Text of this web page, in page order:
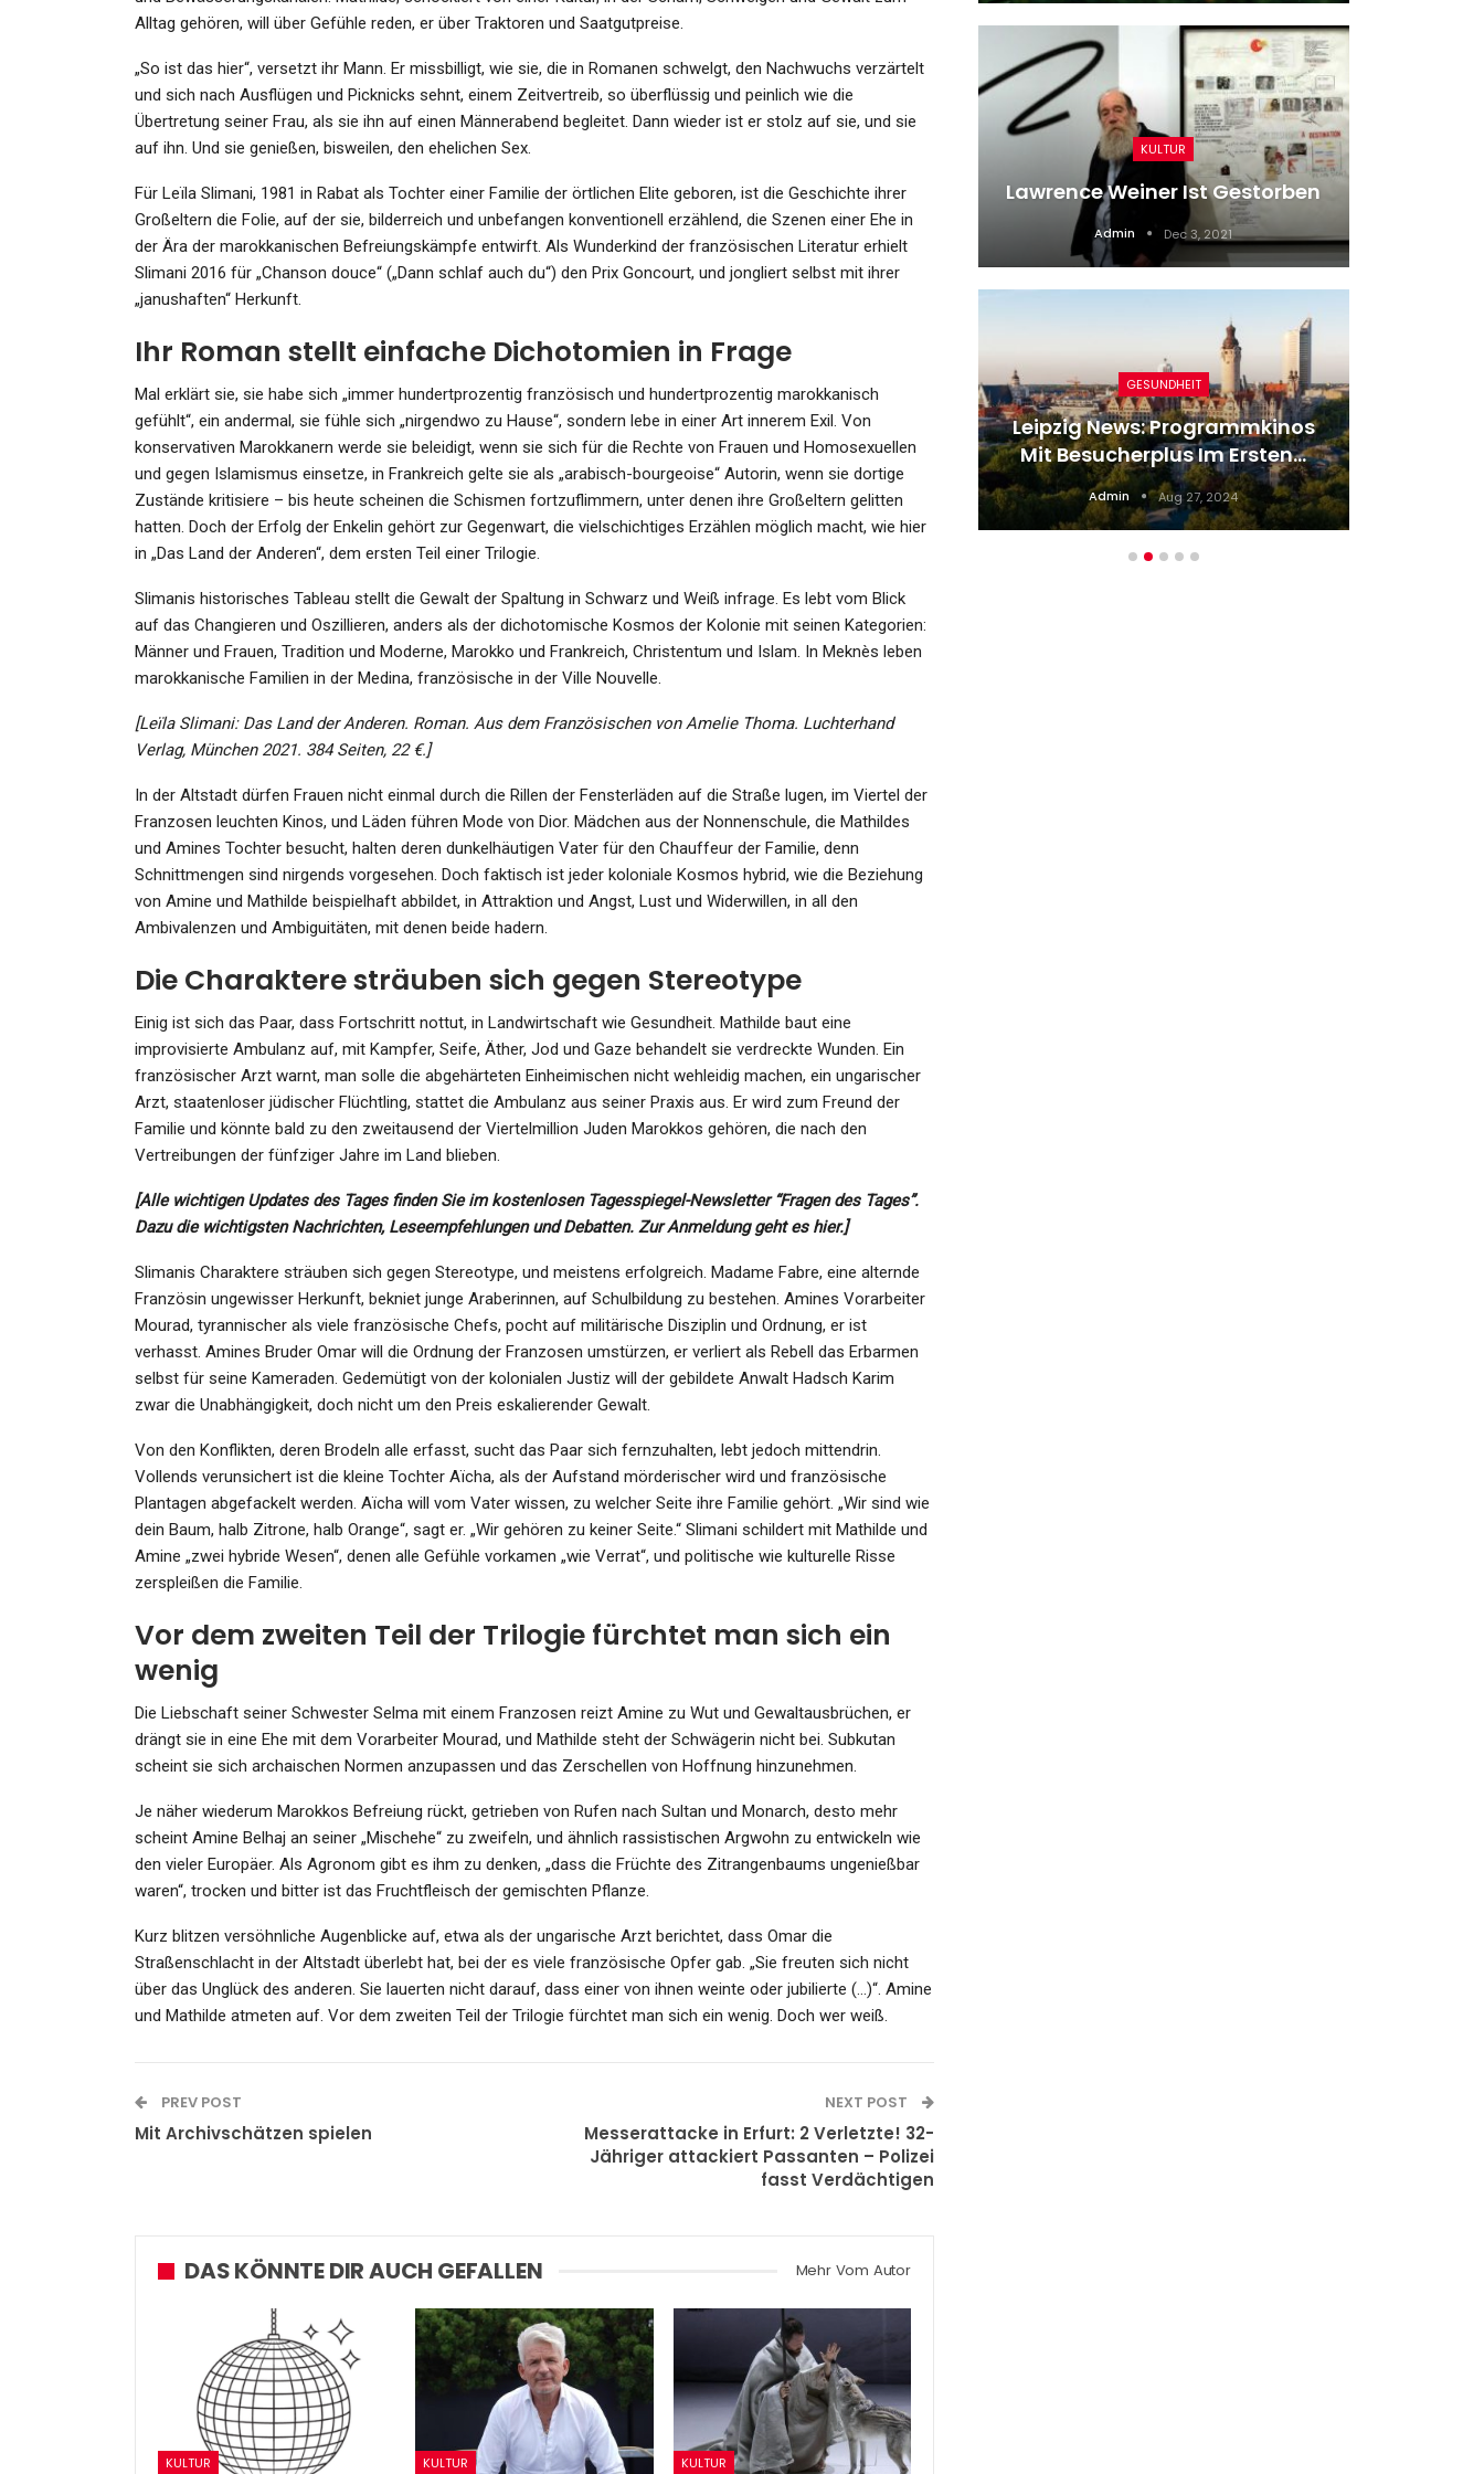
Alltag gehören, will über Gefühle reden, er über Traktoren und Saatgutpreise.
„So ist das hier“, versetzt ihr Mann. Er missbilligt, wie sie, die in Romanen schwelgt, den Nachwuchs verzärtelt
und sich nach Ausflügen und Picknicks sehnt, einem Zeitvertreib, so überflüssig und peinlich wie die
Übertretung seiner Frau, als sie ihn auf einen Männerabend begleitet. Dann wieder ist er stolz auf sie, und sie
auf ihn. Und sie genießen, bisweilen, den ehelichen Sex.
Für Leïla Slimani, 1981 in Rabat als Tochter einer Familie der örtlichen Elite geboren, ist die Geschichte ihrer
Großeltern die Folie, auf der sie, bilderreich und unbefangen konventionell erzählend, die Szenen einer Ehe in
der Ära der marokkanischen Befreiungskämpfe entwirft. Als Wunderkind der französischen Literatur erhielt
Slimani 2016 für „Chanson douce“ („Dann schlaf auch du“) den Prix Goncourt, und jongliert selbst mit ihrer
„janushaften“ Herkunft.
Ihr Roman stellt einfache Dichotomien in Frage
Mal erklärt sie, sie habe sich „immer hundertprozentig französisch und hundertprozentig marokkanisch
gefühlt“, ein andermal, sie fühle sich „nirgendwo zu Hause“, sondern lebe in einer Art innerem Exil. Von
konservativen Marokkanern werde sie beleidigt, wenn sie sich für die Rechte von Frauen und Homosexuellen
und gegen Islamismus einsetze, in Frankreich gelte sie als „arabisch-bourgeoise“ Autorin, wenn sie dortige
Zustände kritisiere – bis heute scheinen die Schismen fortzuflimmern, unter denen ihre Großeltern gelitten
hatten. Doch der Erfolg der Enkelin gehört zur Gegenwart, die vielschichtiges Erzählen möglich macht, wie hier
in „Das Land der Anderen“, dem ersten Teil einer Trilogie.
Slimanis historisches Tableau stellt die Gewalt der Spaltung in Schwarz und Weiß infrage. Es lebt vom Blick
auf das Changieren und Oszillieren, anders als der dichotomische Kosmos der Kolonie mit seinen Kategorien:
Männer und Frauen, Tradition und Moderne, Marokko und Frankreich, Christentum und Islam. In Meknès leben
marokkanische Familien in der Medina, französische in der Ville Nouvelle.
[Leïla Slimani: Das Land der Anderen. Roman. Aus dem Französischen von Amelie Thoma. Luchterhand
Verlag, München 2021. 384 Seiten, 22 €.]
In der Altstadt dürfen Frauen nicht einmal durch die Rillen der Fensterläden auf die Straße lugen, im Viertel der
Franzosen leuchten Kinos, und Läden führen Mode von Dior. Mädchen aus der Nonnenschule, die Mathildes
und Amines Tochter besucht, halten deren dunkelhäutigen Vater für den Chauffeur der Familie, denn
Schnittmengen sind nirgends vorgesehen. Doch faktisch ist jeder koloniale Kosmos hybrid, wie die Beziehung
von Amine und Mathilde beispielhaft abbildet, in Attraktion und Angst, Lust und Widerwillen, in all den
Ambivalenzen und Ambiguitäten, mit denen beide hadern.
Die Charaktere sträuben sich gegen Stereotype
Einig ist sich das Paar, dass Fortschritt nottut, in Landwirtschaft wie Gesundheit. Mathilde baut eine
improvisierte Ambulanz auf, mit Kampfer, Seife, Äther, Jod und Gaze behandelt sie verdreckte Wunden. Ein
französischer Arzt warnt, man solle die abgehärteten Einheimischen nicht wehleidig machen, ein ungarischer
Arzt, staatenloser jüdischer Flüchtling, stattet die Ambulanz aus seiner Praxis aus. Er wird zum Freund der
Familie und könnte bald zu den zweitausend der Viertelmillion Juden Marokkos gehören, die nach den
Vertreibungen der fünfziger Jahre im Land blieben.
[Alle wichtigen Updates des Tages finden Sie im kostenlosen Tagesspiegel-Newsletter “Fragen des Tages”.
Dazu die wichtigsten Nachrichten, Leseempfehlungen und Debatten. Zur Anmeldung geht es hier.]
Slimanis Charaktere sträuben sich gegen Stereotype, und meistens erfolgreich. Madame Fabre, eine alternde
Französin ungewisser Herkunft, bekniet junge Araberinnen, auf Schulbildung zu bestehen. Amines Vorarbeiter
Mourad, tyrannischer als viele französische Chefs, pocht auf militärische Disziplin und Ordnung, er ist
verhasst. Amines Bruder Omar will die Ordnung der Franzosen umstürzen, er verliert als Rebell das Erbarmen
selbst für seine Kameraden. Gedemütigt von der kolonialen Justiz will der gebildete Anwalt Hadsch Karim
zwar die Unabhängigkeit, doch nicht um den Preis eskalierender Gewalt.
Von den Konflikten, deren Brodeln alle erfasst, sucht das Paar sich fernzuhalten, lebt jedoch mittendrin.
Vollends verunsichert ist die kleine Tochter Aïcha, als der Aufstand mörderischer wird und französische
Plantagen abgefackelt werden. Aïcha will vom Vater wissen, zu welcher Seite ihre Familie gehört. „Wir sind wie
dein Baum, halb Zitrone, halb Orange“, sagt er. „Wir gehören zu keiner Seite.“ Slimani schildert mit Mathilde und
Amine „zwei hybride Wesen“, denen alle Gefühle vorkamen „wie Verrat“, und politische wie kulturelle Risse
zerspleißen die Familie.
Vor dem zweiten Teil der Trilogie fürchtet man sich ein
wenig
Die Liebschaft seiner Schwester Selma mit einem Franzosen reizt Amine zu Wut und Gewaltausbrüchen, er
drängt sie in eine Ehe mit dem Vorarbeiter Mourad, und Mathilde steht der Schwägerin nicht bei. Subkutan
scheint sie sich archaischen Normen anzupassen und das Zerschellen von Hoffnung hinzunehmen.
Je näher wiederum Marokkos Befreiung rückt, getrieben von Rufen nach Sultan und Monarch, desto mehr
scheint Amine Belhaj an seiner „Mischehe“ zu zweifeln, und ähnlich rassistischen Argwohn zu entwickeln wie
den vieler Europäer. Als Agronom gibt es ihm zu denken, „dass die Früchte des Zitrangenbaums ungenießbar
waren“, trocken und bitter ist das Fruchtfleisch der gemischten Pflanze.
Kurz blitzen versöhnliche Augenblicke auf, etwa als der ungarische Arzt berichtet, dass Omar die
Straßenschlacht in der Altstadt überlebt hat, bei der es viele französische Opfer gab. „Sie freuten sich nicht
über das Unglück des anderen. Sie lauerten nicht darauf, dass einer von ihnen weinte oder jubilierte (…)“. Amine
und Mathilde atmeten auf. Vor dem zweiten Teil der Trilogie fürchtet man sich ein wenig. Doch wer weiß.
PREV POST
Mit Archivschätzen spielen
NEXT POST
Messerattacke in Erfurt: 2 Verletzte! 32-
Jähriger attackiert Passanten – Polizei
fasst Verdächtigen
DAS KÖNNTE DIR AUCH GEFALLEN Mehr Vom Autor
KULTUR KULTUR KULTUR
SPORT
Fußball: Conmebol Prüft FIFA-
Pläne Und Fordert Mehr…
GESUNDHEIT
Blutige Otter-Attacke: Putziges
Tier Wird Zur Bestie!…
Admin Aug 11, 2023
KULTUR
Sammlung Gestohlen :…
KULTUR
Palästinensischer Schauspieler
Mohammad Eliraqui: Nichts
Ist…
Admin Oct 30, 2023
KULTUR
Lawrence Weiner Ist Gestorben
Admin Dec 3, 2021
GESUNDHEIT
Leipzig News: Programmkinos
Mit Besucherplus Im Ersten…
Admin Aug 27, 2024